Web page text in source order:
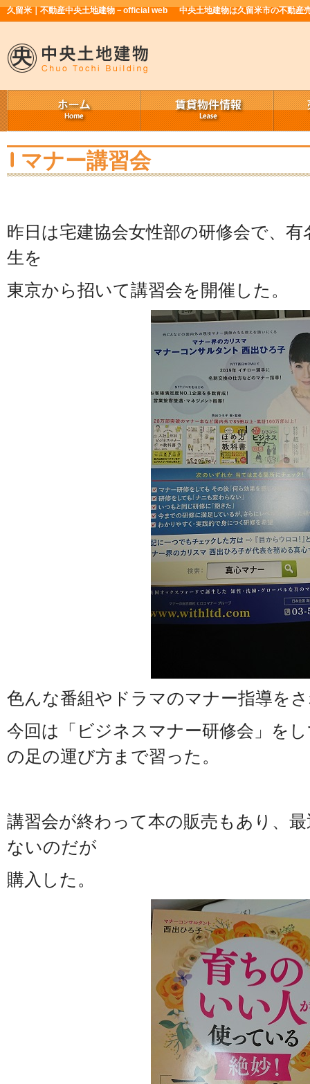
久留米｜不動産中央土地建物－official web 中央土地建物は久留米市の不動産
マナー講習会
昨日は宅建協会女性部の研修会で、
生を
東京から招いて講習会を開催した。
色んな番組やドラマのマナー指導を
今回は「ビジネスマナー研修会」を
の足の運び方まで習った。
講習会が終わって本の販売もあり、
ないのだが
購入した。